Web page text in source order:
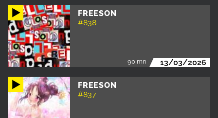
FREESON
#838
90 mn 13/03/2026
FREESON
#837